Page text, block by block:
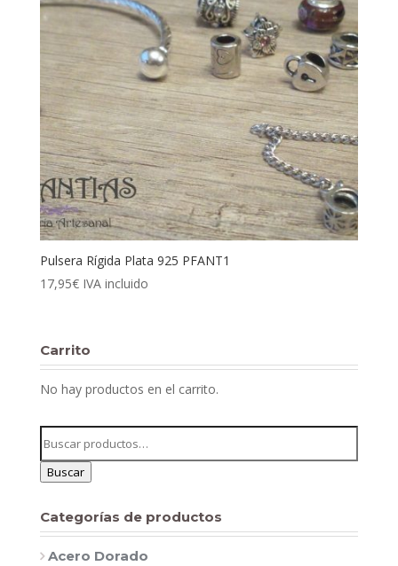
Pulsera Rígida Plata 925 PFANT1
17,95€ IVA incluido
Carrito
No hay productos en el carrito.
por:
Buscar
Categorías de productos
Acero Dorado